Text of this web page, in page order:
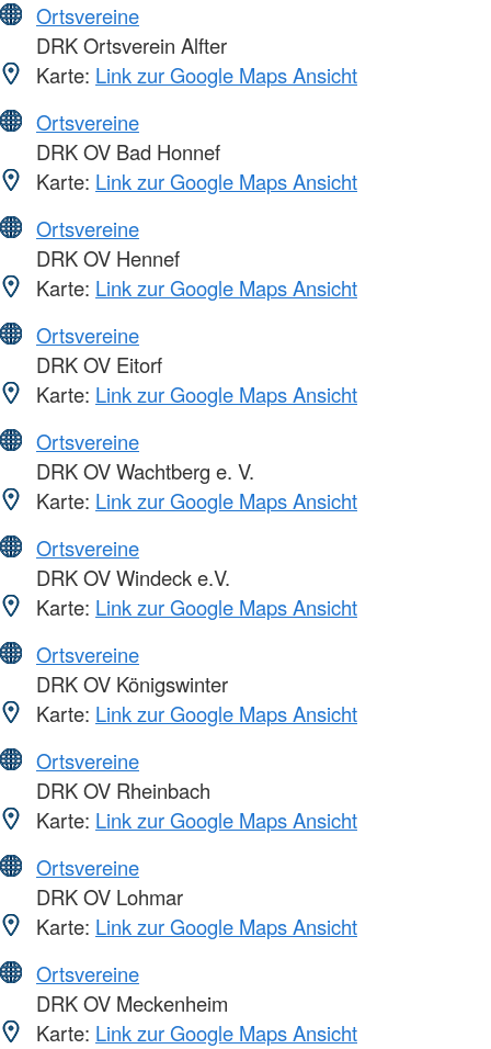
Ortsvereine
DRK Ortsverein Alfter
Karte: Link zur Google Maps Ansicht
Ortsvereine
DRK OV Bad Honnef
Karte: Link zur Google Maps Ansicht
Ortsvereine
DRK OV Hennef
Karte: Link zur Google Maps Ansicht
Ortsvereine
DRK OV Eitorf
Karte: Link zur Google Maps Ansicht
Ortsvereine
DRK OV Wachtberg e. V.
Karte: Link zur Google Maps Ansicht
Ortsvereine
DRK OV Windeck e.V.
Karte: Link zur Google Maps Ansicht
Ortsvereine
DRK OV Königswinter
Karte: Link zur Google Maps Ansicht
Ortsvereine
DRK OV Rheinbach
Karte: Link zur Google Maps Ansicht
Ortsvereine
DRK OV Lohmar
Karte: Link zur Google Maps Ansicht
Ortsvereine
DRK OV Meckenheim
Karte: Link zur Google Maps Ansicht